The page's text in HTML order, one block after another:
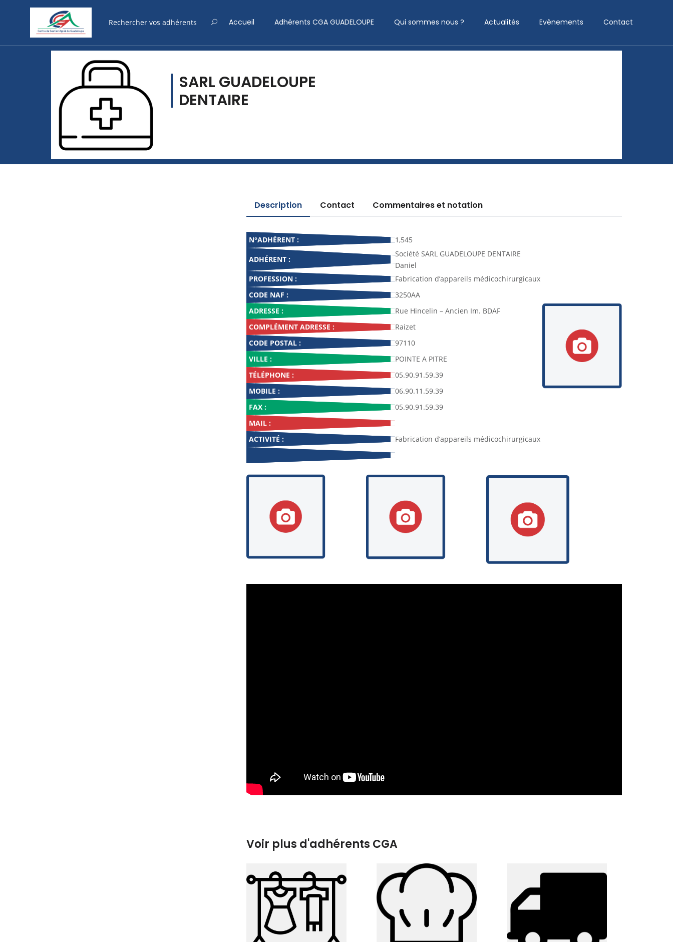
Accueil Adhérents CGA GUADELOUPE Qui sommes nous ? Actualités Evènements Contact
SARL GUADELOUPE
DENTAIRE
Description Contact Commentaires et notation
N°ADHÉRENT : 1,545
ADHÉRENT :
Société SARL GUADELOUPE DENTAIRE
Daniel
PROFESSION :
Fabrication d’appareils médicochirurgicaux
CODE NAF :
3250AA
ADRESSE :
Rue Hincelin – Ancien Im. BDAF
COMPLÉMENT ADRESSE :
Raizet
CODE POSTAL :
97110
VILLE :
POINTE A PITRE
TÉLÉPHONE :
05.90.91.59.39
MOBILE :
06.90.11.59.39
FAX :
05.90.91.59.39
MAIL :
ACTIVITÉ :
Fabrication d’appareils médicochirurgicaux
Voir plus d'adhérents CGA